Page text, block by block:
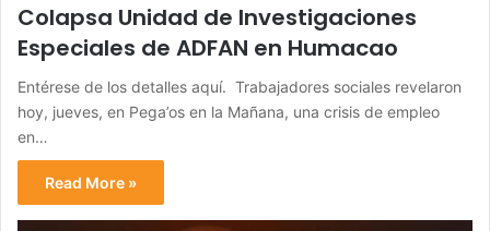
Colapsa Unidad de Investigaciones
Especiales de ADFAN en Humacao
Entérese de los detalles aquí. Trabajadores sociales revelaron
hoy, jueves, en Pega’os en la Mañana, una crisis de empleo
en…
Read More »